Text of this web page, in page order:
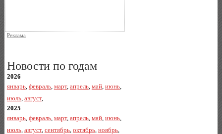
Реклама
Новости по годам
2026
январь, февраль, март, апрель, май, июнь,
июль, август,
2025
январь, февраль, март, апрель, май, июнь,
июль, август, сентябрь, октябрь, ноябрь,